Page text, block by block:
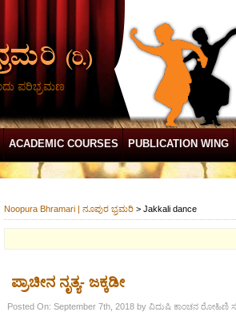
ಪರಿಭ್ರಮಣ
ACADEMIC COURSES PUBLICATION WING
Noopura Bhramari | ನೂಪುರ ಭ್ರಮರಿ > Jakkali dance
ಪ್ರಾಚೀನ ನೃತ್ಯ- ಜಕ್ಕಡೀ
Posted On: September 7th, 2018 by ವಿದುಷಿ ಕಾಂಚನ ರೋಹಿಣಿ